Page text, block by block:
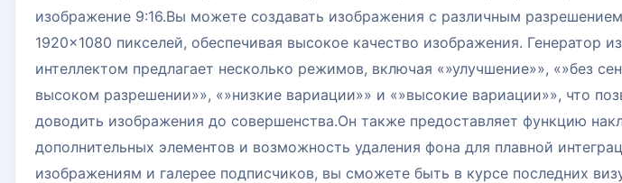
изображение 9:16.Вы можете создавать изображения с различным
1920×1080 пикселей, обеспечивая высокое качество изображения. Генератор
интеллектом предлагает несколько режимов, включая «»улучшение»», «»без
высоком разрешении»», «»низкие вариации»» и «»высокие вариации»», что
доводить изображения до совершенства.Он также предоставляет функцию
дополнительных элементов и возможность удаления фона для плавной
изображениям и галерее подписчиков, вы сможете быть в курсе последних